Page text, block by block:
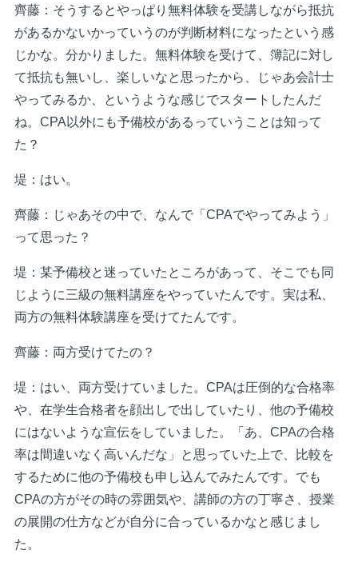
齊藤：そうするとやっぱり無料体験を受講しながら抵抗
があるかないかっていうのが判断材料になったという感
じかな。分かりました。無料体験を受けて、簿記に対し
て抵抗も無いし、楽しいなと思ったから、じゃあ会計士
やってみるか、というような感じでスタートしたんだ
ね。CPA以外にも予備校があるっていうことは知って
た？
堤：はい。
齊藤：じゃあその中で、なんで「CPAでやってみよう」
って思った？
堤：某予備校と迷っていたところがあって、そこでも同
じように三級の無料講座をやっていたんです。実は私、
両方の無料体験講座を受けてたんです。
齊藤：両方受けてたの？
堤：はい、両方受けていました。CPAは圧倒的な合格率
や、在学生合格者を顔出しで出していたり、他の予備校
にはないような宣伝をしていました。「あ、CPAの合格
率は間違いなく高いんだな」と思っていた上で、比較を
するために他の予備校も申し込んでみたんです。でも
CPAの方がその時の雰囲気や、講師の方の丁寧さ、授業
の展開の仕方などが自分に合っているかなと感じまし
た。